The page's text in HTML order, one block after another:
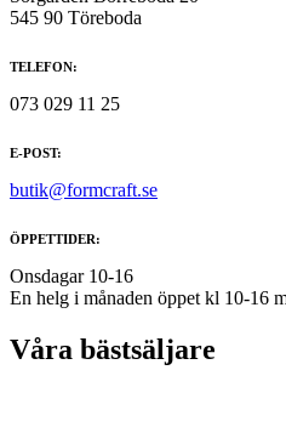
545 90 Töreboda
TELEFON:
073 029 11 25
E-POST:
butik@formcraft.se
ÖPPETTIDER:
Onsdagar 10-16
En helg i månaden öppet kl 10-16
Våra bästsäljare